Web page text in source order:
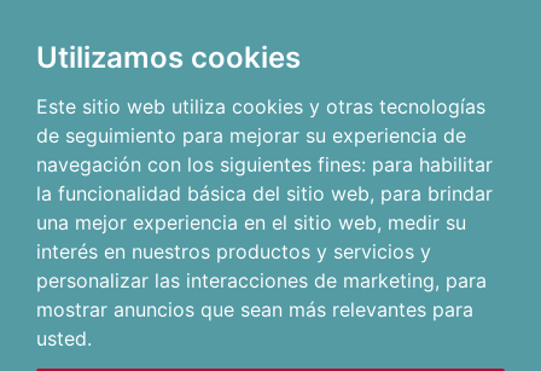
Utilizamos cookies
Este sitio web utiliza cookies y otras tecnologías
de seguimiento para mejorar su experiencia de
navegación con los siguientes fines: para habilitar
la funcionalidad básica del sitio web, para brindar
una mejor experiencia en el sitio web, medir su
interés en nuestros productos y servicios y
personalizar las interacciones de marketing, para
mostrar anuncios que sean más relevantes para
usted.